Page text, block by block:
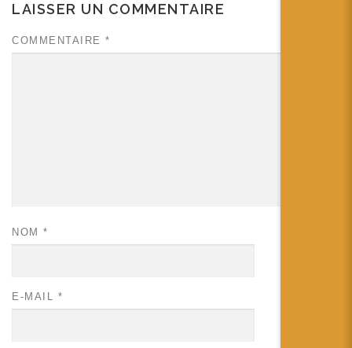
LAISSER UN COMMENTAIRE
COMMENTAIRE *
NOM *
E-MAIL *